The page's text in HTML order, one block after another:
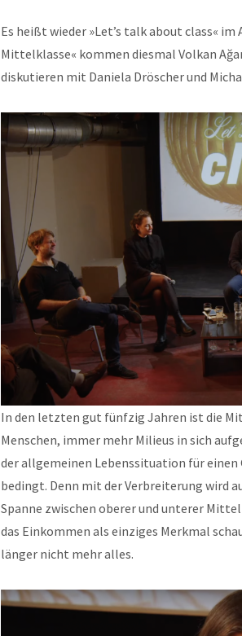
Es heißt wieder »Let’s talk about class«
Mittelklasse« kommen diesmal Volkan
diskutieren mit Daniela Dröscher und
In den letzten gut fünfzig Jahren ist die
Menschen, immer mehr Milieus in sich
der allgemeinen Lebenssituation für einen
bedingt. Denn mit der Verbreiterung wird
Spanne zwischen oberer und unterer
das Einkommen als einziges Merkmal
länger nicht mehr alles.